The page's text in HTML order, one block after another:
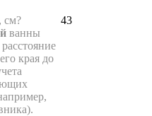
см?
ванны
расстояние
края до
43